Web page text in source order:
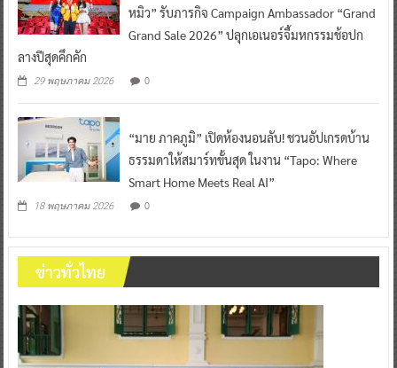
หมิว” รับภารกิจ Campaign Ambassador “Grand
Grand Sale 2026” ปลุกเอเนอร์จี้มหกรรมช้อปก
ลางปีสุดคึกคัก
29 พฤษภาคม 2026 0
“มาย ภาคภูมิ” เปิดห้องนอนลับ! ชวนอัปเกรดบ้าน
ธรรมดาให้สมาร์ทขั้นสุด ในงาน “Tapo: Where
Smart Home Meets Real AI”
18 พฤษภาคม 2026 0
ข่าวทั่วไทย